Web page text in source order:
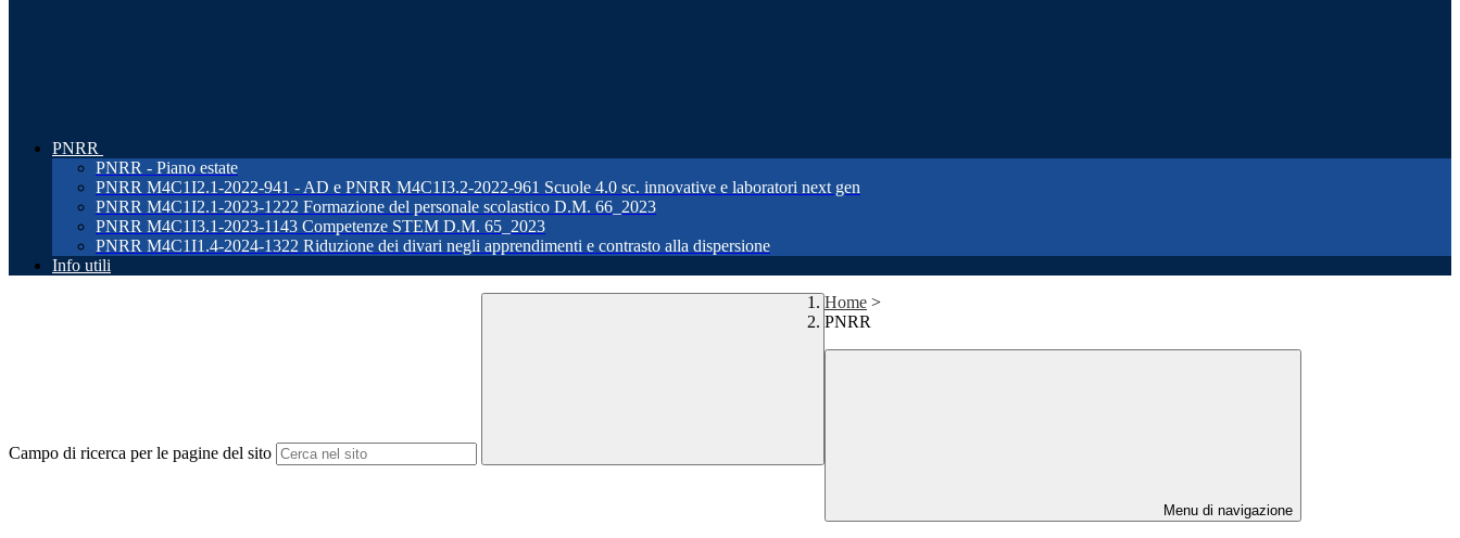
PNRR
PNRR - Piano estate
PNRR M4C1I2.1-2022-941 - AD e PNRR M4C1I3.2-2022-961 Scuole 4.0 sc. innovative e laboratori next gen
PNRR M4C1I2.1-2023-1222 Formazione del personale scolastico D.M. 66_2023
PNRR M4C1I3.1-2023-1143 Competenze STEM D.M. 65_2023
PNRR M4C1I1.4-2024-1322 Riduzione dei divari negli apprendimenti e contrasto alla dispersione
Info utili
Campo di ricerca per le pagine del sito
Home >
PNRR
Menu di navigazione